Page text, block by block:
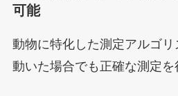
可能
動物に特化した測定アルゴ
動いた場合でも正確な測定を